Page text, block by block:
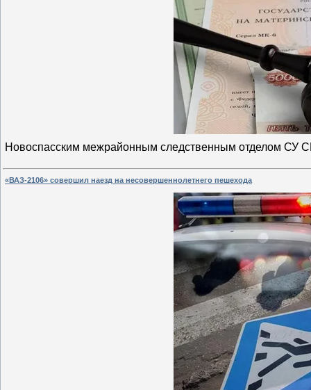
Новоспасским межрайонным следственным отделом СУ
«ВАЗ-2106» совершил наезд на несовершеннолетнего пешехода